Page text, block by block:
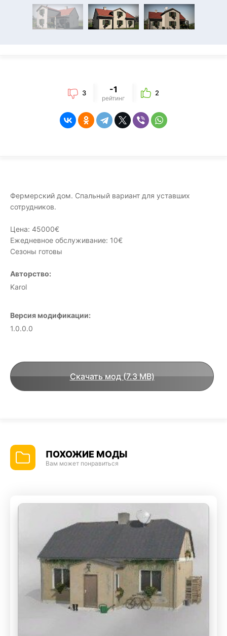
3 -1
рейтинг
2
Фермерский дом. Спальный вариант для уставших
сотрудников.
Цена: 45000€
Ежедневное обслуживание: 10€
Сезоны готовы
Авторство:
Karol
Версия модификации:
1.0.0.0
Скачать мод (7.3 MB)
ПОХОЖИЕ МОДЫ
Вам может понравиться